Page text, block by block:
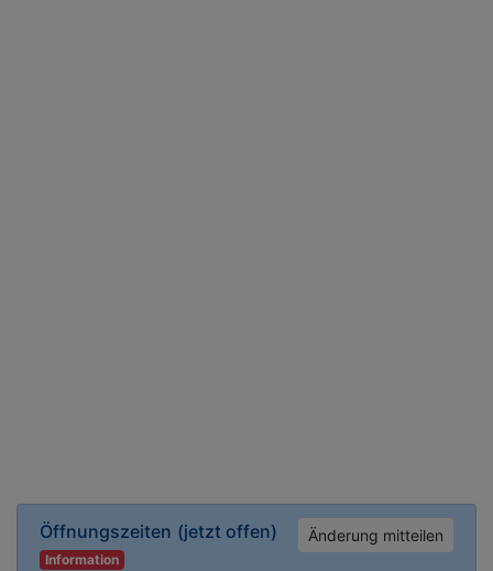
Öffnungszeiten (jetzt offen) Änderung mitteilen
Information